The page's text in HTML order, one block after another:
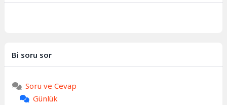
Bi soru sor
Soru ve Cevap
Günlük